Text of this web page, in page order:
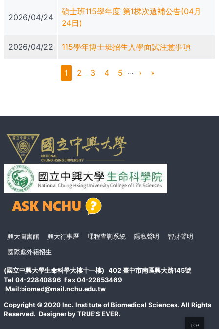
2026/04/24
碩士班115學年度 第1梯次遞補公告(04月
24日)
2026/04/22 115學年博士班招生入學面試注意事項
目
1
頁
2
頁
3
頁
4
頁
5 … ›
下»
頁
尾
興大圖書館 興大行事曆 課程查詢系統 隱私聲明
智財聲明
國際處外籍招生
(國立中興大學生命科學大樓十一樓) 402 臺中市南區興大路145號
Tel 04-22840896 Fax 04-22853469
Mail:biomed@mail.nchu.edu.tw
Copyright © 2020 Inc. Institute of Biomedical Sciences. All Rights
Reserved. Designer by TRUE'S EVER.
TOP